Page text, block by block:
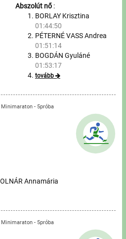
Abszolút nő:
BORLAY Krisztina
01:44:50
PÉTERNÉ VASS Andrea
01:51:14
BOGDÁN Gyuláné
01:53:17
tovább
Minimaraton - 5próba
Annamária
Minimaraton - 5próba